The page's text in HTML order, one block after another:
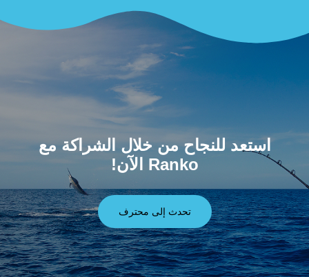
استعد للنجاح من خلال الشراكة مع
Ranko الآن!
تحدث إلى محترف